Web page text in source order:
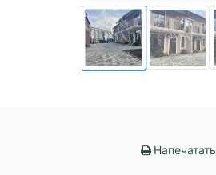
Напечатать